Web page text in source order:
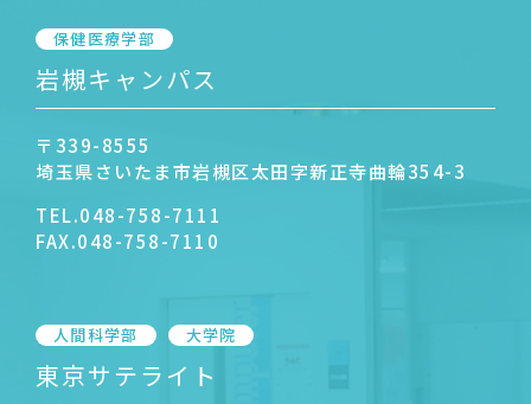
保健医療学部
岩槻キャンパス
〒339-8555
埼玉県さいたま市岩槻区太田字新正寺曲輪354-3
TEL.048-758-7111
FAX.048-758-7110
人間科学部 大学院
東京サテライト